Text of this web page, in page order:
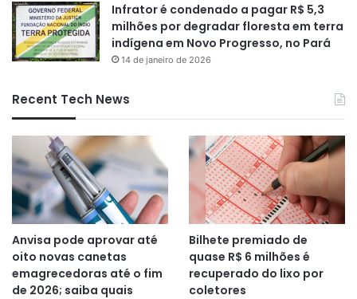
Infrator é condenado a pagar R$ 5,3
milhões por degradar floresta em terra
indígena em Novo Progresso, no Pará
14 de janeiro de 2026
Recent Tech News
Anvisa pode aprovar até
oito novas canetas
emagrecedoras até o fim
de 2026; saiba quais
Bilhete premiado de
quase R$ 6 milhões é
recuperado do lixo por
coletores